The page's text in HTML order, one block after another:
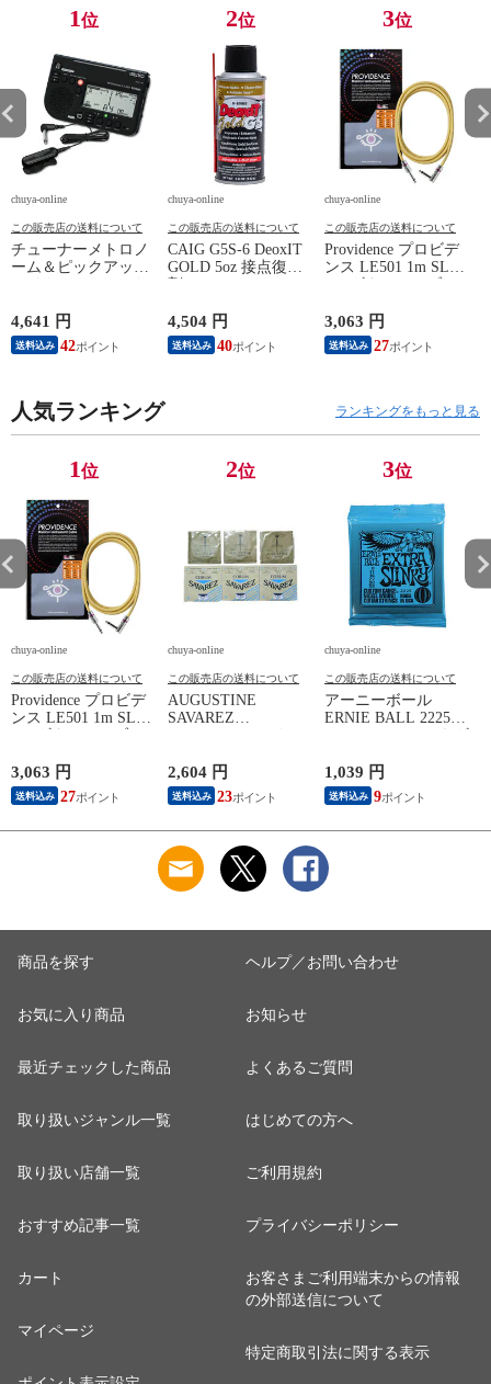
1位
chuya-online
この販売店の送料について
チューナーメトロノ
ーム＆ピックアップ
スペシャルパック ブ
ラック
4,641 円
送料込み 42
2位
chuya-online
この販売店の送料について
CAIG G5S-6 DeoxIT
GOLD 5oz 接点復活
4,504 円
送料込み 40
3位
chuya-online
この販売店の送料について
Providence プロビデ
ンス LE501 1m SL
3,063 円
送料込み 27
人気ランキング ランキングをもっと見る
1位
chuya-online
この販売店の送料について
Providence プロビデ
ンス LE501 1m SL
3,063 円
送料込み 27
2位
chuya-online
この販売店の送料について
AUGUSTINE
SAVAREZ
2,604 円
送料込み 23
3位
chuya-online
この販売店の送料について
アーニーボール
ERNIE BALL 2225
1,039 円
送料込み 9
商品を探す
お気に入り商品
最近チェックした商品
取り扱いジャンル一覧
取り扱い店舗一覧
おすすめ記事一覧
カート
マイページ
ヘルプ／お問い合わせ
お知らせ
よくあるご質問
はじめての方へ
ご利用規約
プライバシーポリシー
お客さまご利用端末からの情報
の外部送信について
特定商取引法に関する表示